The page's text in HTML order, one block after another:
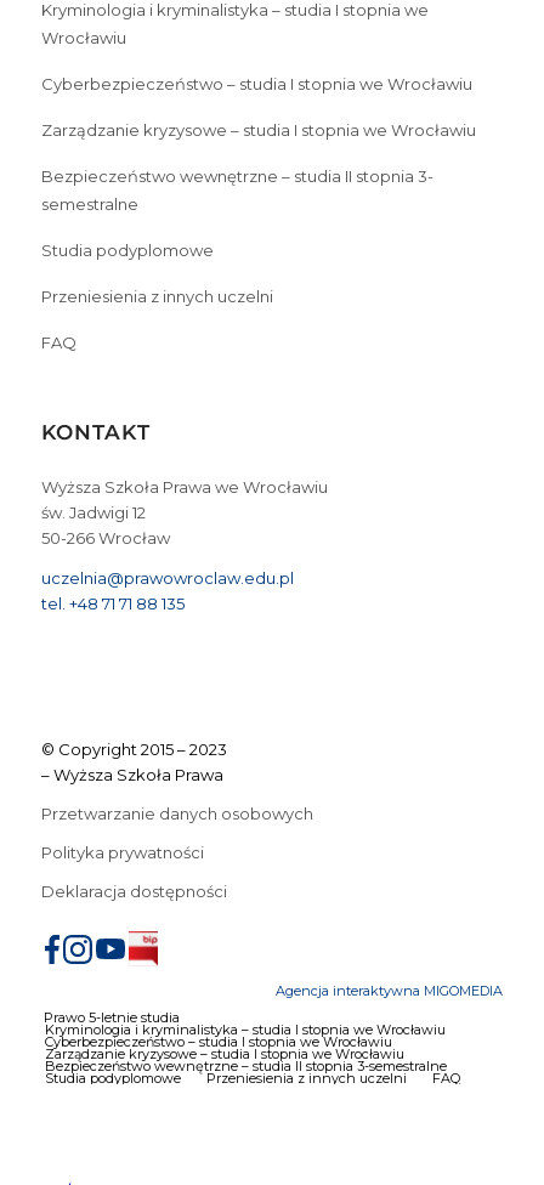
Kryminologia i kryminalistyka – studia I stopnia we
Wrocławiu
Cyberbezpieczeństwo – studia I stopnia we Wrocławiu
Zarządzanie kryzysowe – studia I stopnia we Wrocławiu
Bezpieczeństwo wewnętrzne – studia II stopnia 3-
semestralne
Studia podyplomowe
Przeniesienia z innych uczelni
FAQ
KONTAKT
Wyższa Szkoła Prawa we Wrocławiu
św. Jadwigi 12
50-266 Wrocław
uczelnia@prawowroclaw.edu.pl
tel. +48 71 71 88 135
© Copyright 2015 – 2023
– Wyższa Szkoła Prawa
Przetwarzanie danych osobowych
Polityka prywatności
Deklaracja dostępności
Agencja interaktywna MIGOMEDIA
Prawo 5-letnie studia
Kryminologia i kryminalistyka – studia I stopnia we Wrocławiu
Cyberbezpieczeństwo – studia I stopnia we Wrocławiu
Zarządzanie kryzysowe – studia I stopnia we Wrocławiu
Bezpieczeństwo wewnętrzne – studia II stopnia 3-semestralne
Studia podyplomowe Przeniesienia z innych uczelni FAQ